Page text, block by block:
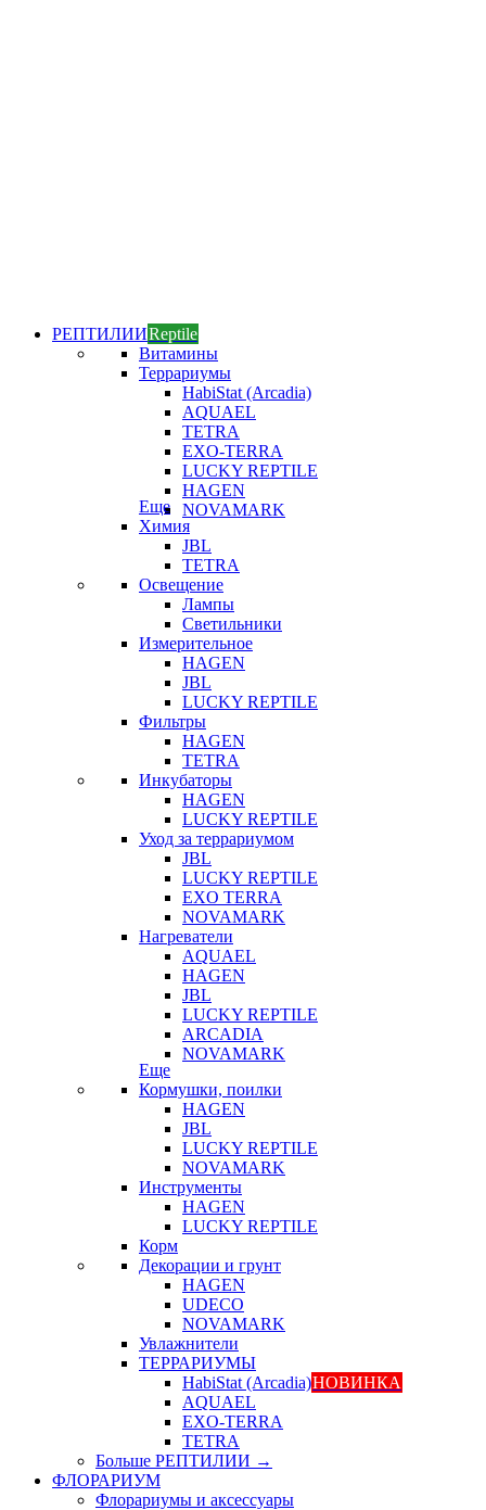
РЕПТИЛИИReptile
Витамины
Террариумы
HabiStat (Arcadia)
AQUAEL
TETRA
EXO-TERRA
LUCKY REPTILE
HAGEN
NOVAMARK
Еще
Химия
JBL
TETRA
Освещение
Лампы
Светильники
Измерительное
HAGEN
JBL
LUCKY REPTILE
Фильтры
HAGEN
TETRA
Инкубаторы
HAGEN
LUCKY REPTILE
Уход за террариумом
JBL
LUCKY REPTILE
EXO TERRA
NOVAMARK
Нагреватели
AQUAEL
HAGEN
JBL
LUCKY REPTILE
ARCADIA
NOVAMARK
Еще
Кормушки, поилки
HAGEN
JBL
LUCKY REPTILE
NOVAMARK
Инструменты
HAGEN
LUCKY REPTILE
Корм
Декорации и грунт
HAGEN
UDECO
NOVAMARK
Увлажнители
ТЕРРАРИУМЫ
HabiStat (Arcadia)НОВИНКА
AQUAEL
EXO-TERRA
TETRA
Больше РЕПТИЛИИ →
ФЛОРАРИУМ
Флорариумы и аксессуары